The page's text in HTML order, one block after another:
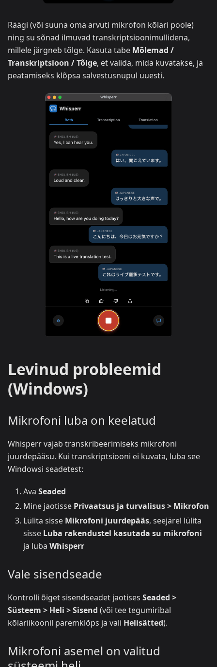
Räägi (või suuna oma arvuti mikrofon kõlari poole)
ning su sõnad ilmuvad transkriptsioonimullidena,
millele järgneb tõlge. Kasuta tabe Mõlemad /
Transkriptsioon / Tõlge, et valida, mida kuvatakse, ja
peatamiseks klõpsa salvestusnupul uuesti.
Levinud probleemid
(Windows)
Mikrofoni luba on keelatud
Whisperr vajab transkribeerimiseks mikrofoni
juurdepääsu. Kui transkriptsiooni ei kuvata, luba see
Windowsi seadetest:
Ava Seaded
Mine jaotisse Privaatsus ja turvalisus > Mikrofon
Lülita sisse Mikrofoni juurdepääs, seejärel lülita
sisse Luba rakendustel kasutada su mikrofoni
ja luba Whisperr
Vale sisendseade
Kontrolli õiget sisendseadet jaotises Seaded >
Süsteem > Heli > Sisend (või tee tegumiribal
kõlariikoonil paremklõps ja vali Helisätted).
Mikrofoni asemel on valitud